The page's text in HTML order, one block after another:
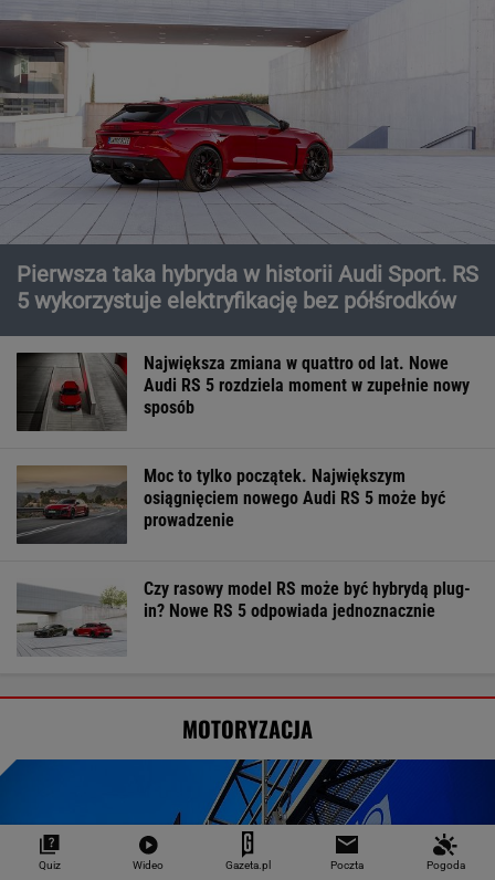
Pierwsza taka hybryda w historii Audi Sport. RS
5 wykorzystuje elektryfikację bez półśrodków
Największa zmiana w quattro od lat. Nowe
Audi RS 5 rozdziela moment w zupełnie nowy
sposób
Moc to tylko początek. Największym
osiągnięciem nowego Audi RS 5 może być
prowadzenie
Czy rasowy model RS może być hybrydą plug-
in? Nowe RS 5 odpowiada jednoznacznie
MOTORYZACJA
Quiz Wideo Gazeta.pl Poczta Pogoda